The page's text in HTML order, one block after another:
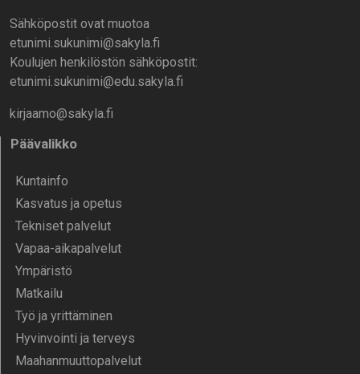
Sähköpostit ovat muotoa
etunimi.sukunimi@sakyla.fi
Koulujen henkilöstön sähköpostit:
etunimi.sukunimi@edu.sakyla.fi
kirjaamo@sakyla.fi
Päävalikko
Kunta­info
Kasvatus ja opetus
Tekniset palvelut
Vapaa-aika­palvelut
Ympä­ristö
Mat­kailu
Työ ja yrittä­minen
Hyvinvointi ja terveys
Maahanmuuttopalvelut